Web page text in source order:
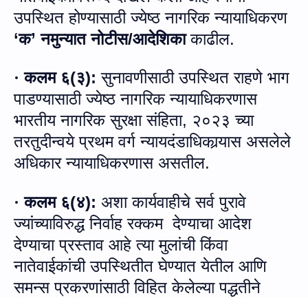
उपस्थित होण्यासाठी ज्‍येष्‍ठ नागरिक न्यायाधिकरण
‘क’ नमुन्यात नोटीस/आदेशिकाकाढील.
· कलम ६(३): सुनावणीसाठी उपस्थित राहणे भाग
पाडण्यासाठी ज्‍येष्‍ठ नागरिक न्यायाधिकरणास
भारतीय नागरिक सुरक्षा संहिता, २०२३ च्‍या
तरतुदीन्‍वये प्रथम वर्ग न्यायदंडाधिकार्‍यास असलेले
अधिकार न्‍यायाधिकरणास असतील.
· कलम ६(४): अशा कार्यवाहीचे सर्व पुरावे
ज्यांच्याविरुद्ध निर्वाह रक्‍कम देण्याचा आदेश
देण्याचा प्रस्ताव आहे त्या मुलांची किंवा
नातेवाईकांची उपस्थितीत घेण्यात येतील आणि
समन्स प्रकरणांसाठी विहित केलेल्या पद्धतीने